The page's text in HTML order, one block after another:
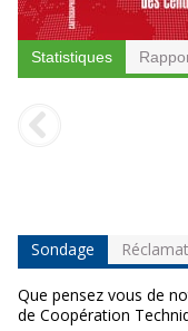
Statistiques
Sondage
Que pensez vous de
de Coopération